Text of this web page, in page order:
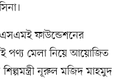
এসএমই ফাউন্ডেশনের
মেলা নিয়ে আয়োজিত
নূরুল মজিদ মাহমুদ